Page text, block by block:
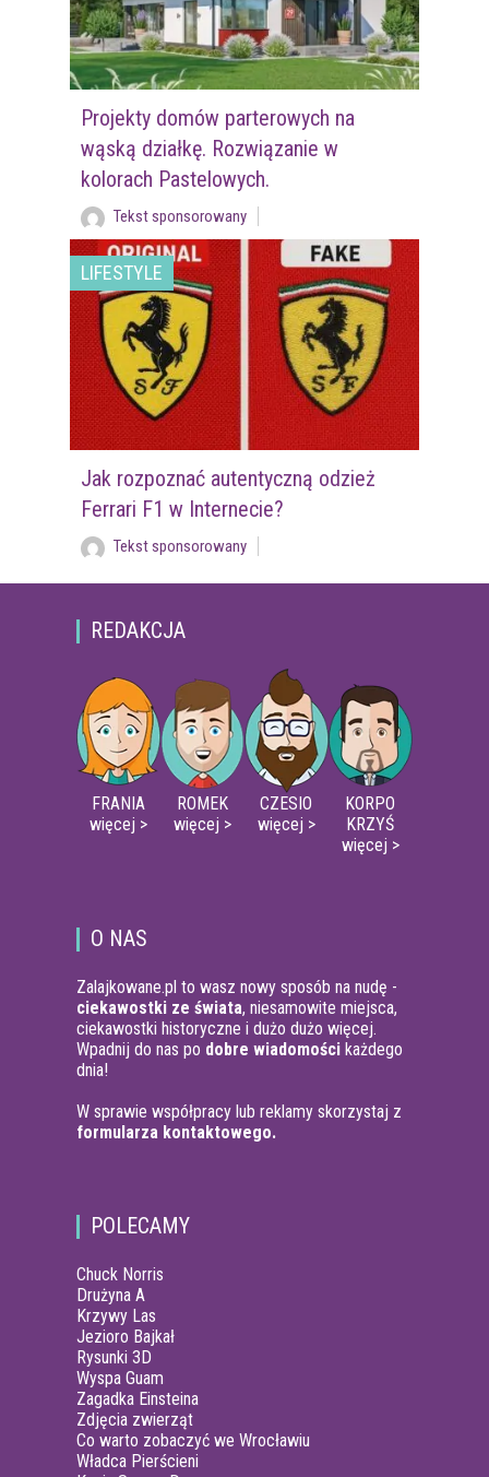
Projekty domów parterowych na
wąską działkę. Rozwiązanie w
kolorach Pastelowych.
Tekst sponsorowany
LIFESTYLE
Jak rozpoznać autentyczną odzież
Ferrari F1 w Internecie?
Tekst sponsorowany
REDAKCJA
FRANIA
więcej >
ROMEK
więcej >
CZESIO
więcej >
KORPO
KRZYŚ
więcej >
O NAS
Zalajkowane.pl to wasz nowy sposób na nudę -
ciekawostki ze świata, niesamowite miejsca,
ciekawostki historyczne i dużo dużo więcej.
Wpadnij do nas po dobre wiadomości każdego
dnia!
W sprawie współpracy lub reklamy skorzystaj z
formularza kontaktowego.
POLECAMY
Chuck Norris
Drużyna A
Krzywy Las
Jezioro Bajkał
Rysunki 3D
Wyspa Guam
Zagadka Einsteina
Zdjęcia zwierząt
Co warto zobaczyć we Wrocławiu
Władca Pierścieni